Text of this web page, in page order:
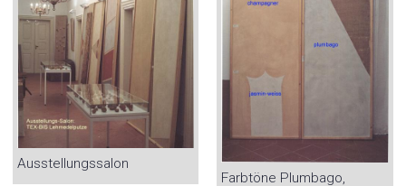
Ausstellungssalon
Farbtöne Plumbago,